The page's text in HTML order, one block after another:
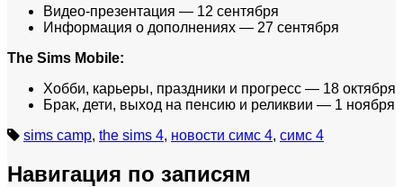
Видео-презентация — 12 сентября
Информация о дополнениях — 27 сентября
The Sims Mobile:
Хобби, карьеры, праздники и прогресс — 18 октября
Брак, дети, выход на пенсию и реликвии — 1 ноября
sims camp, the sims 4, новости симс 4, симс 4
Навигация по записям